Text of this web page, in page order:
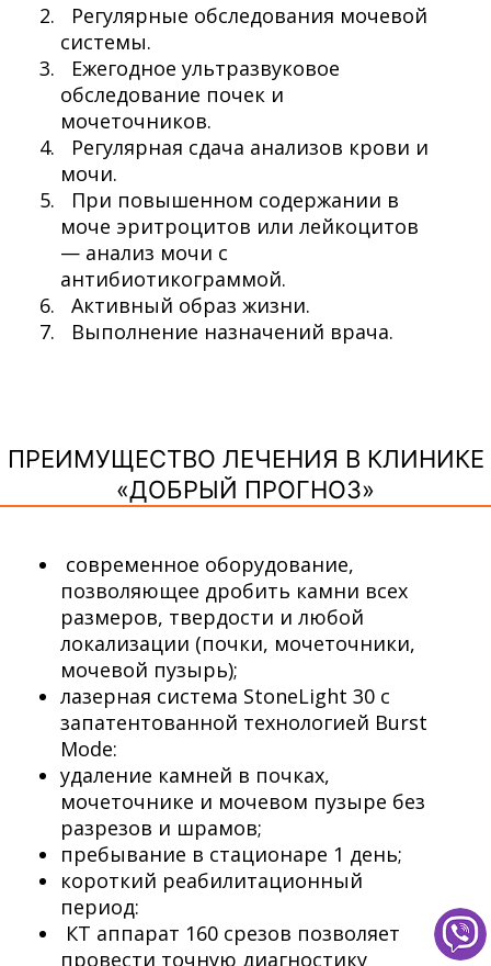
Регулярные обследования мочевой
системы.
Ежегодное ультразвуковое
обследование почек и
мочеточников.
Регулярная сдача анализов крови и
мочи.
При повышенном содержании в
моче эритроцитов или лейкоцитов
— анализ мочи с
антибиотикограммой.
Активный образ жизни.
Выполнение назначений врача.
ПРЕИМУЩЕСТВО ЛЕЧЕНИЯ В КЛИНИКЕ
«ДОБРЫЙ ПРОГНОЗ»
современное оборудование,
позволяющее дробить камни всех
размеров, твердости и любой
локализации (почки, мочеточники,
мочевой пузырь);
лазерная система StoneLight 30 с
запатентованной технологией Burst
Mode:
удаление камней в почках,
мочеточнике и мочевом пузыре без
разрезов и шрамов;
пребывание в стационаре 1 день;
короткий реабилитационный
период:
КТ аппарат 160 срезов позволяет
провести точную диагностику